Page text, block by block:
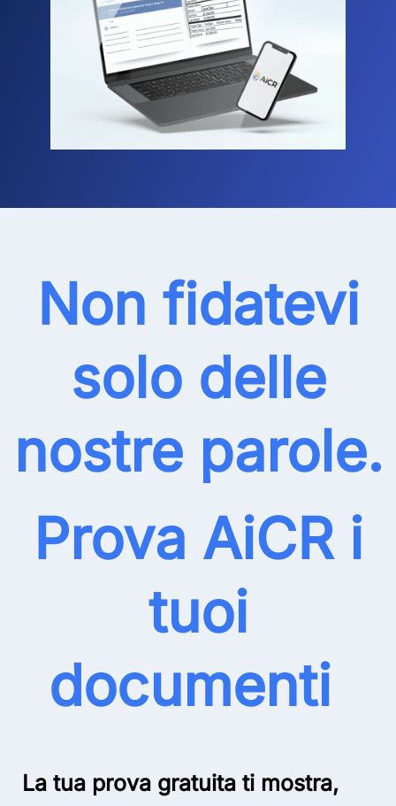
Non fidatevi
solo delle
nostre parole.
Prova AiCR i
tuoi
documenti
La tua prova gratuita ti mostra,